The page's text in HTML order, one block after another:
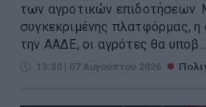
των αγροτικών
συγκεκριμένης πλατφόρμας, η
την ΑΑΔΕ, οι αγρότες θα υποβ...
13:30 | 07 Αυγούστου 2026